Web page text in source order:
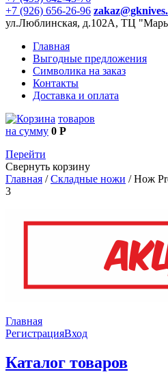
+7 (926) 656-26-96
ул.Люблинская, д.102А, ТЦ
Главная
Выгодные предложения
Символика на заказ
Контакты
Доставка и оплата
товаров
на сумму 0 Р
Перейти
Свернуть корзину
Главная /Складные ножи /Нож
3
Главная
РегистрацияВход
Каталог товаров